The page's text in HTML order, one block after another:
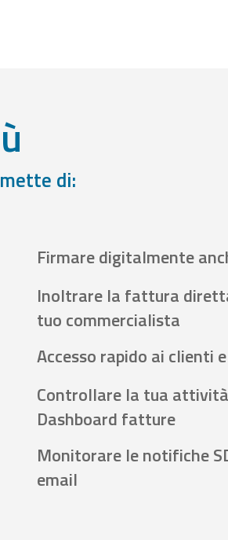
di:
Firmare digitalmente
Inoltrare la fattura
tuo commercialista
Accesso rapido ai clienti
Controllare la tua
Dashboard fatture
Monitorare le notifiche
email